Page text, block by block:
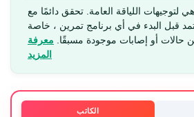
لتوجيهات اللياقة العامة. تحقق دائمًا مع
قبل البدء في أي برنامج تمرين ، خاصة
حالات أو إصابات موجودة مسبقًا. معرفة
المزيد
الكاتب